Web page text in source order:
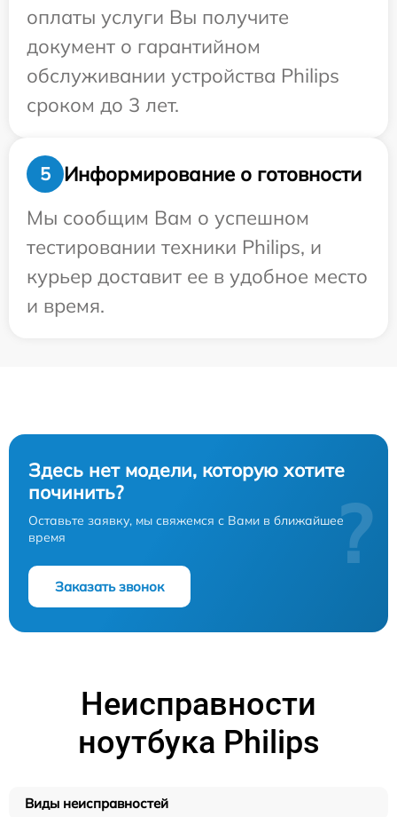
оплаты услуги Вы получите
документ о гарантийном
обслуживании устройства Philips
сроком до 3 лет.
5
Информирование о готовности
Мы сообщим Вам о успешном
тестировании техники Philips, и
курьер доставит ее в удобное место
и время.
Здесь нет модели, которую хотите
починить?
Оставьте заявку, мы свяжемся с Вами в ближайшее
время
Заказать звонок
?
Неисправности
ноутбука Philips
Виды неисправностей